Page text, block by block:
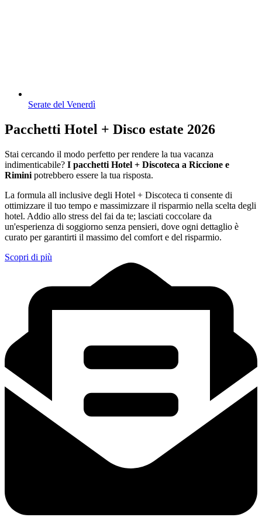
Serate del Venerdì
Pacchetti Hotel + Disco estate 2026
Stai cercando il modo perfetto per rendere la tua vacanza
indimenticabile? I pacchetti Hotel + Discoteca a Riccione e
Rimini potrebbero essere la tua risposta.
La formula all inclusive degli Hotel + Discoteca ti consente di
ottimizzare il tuo tempo e massimizzare il risparmio nella scelta degli
hotel. Addio allo stress del fai da te; lasciati coccolare da
un'esperienza di soggiorno senza pensieri, dove ogni dettaglio è
curato per garantirti il massimo del comfort e del risparmio.
Scopri di più